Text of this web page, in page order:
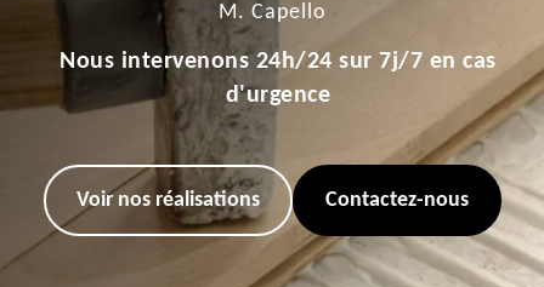
M. Capello
Nous intervenons 24h/24 sur 7j/7 en cas
d'urgence
Voir nos réalisations Contactez-nous